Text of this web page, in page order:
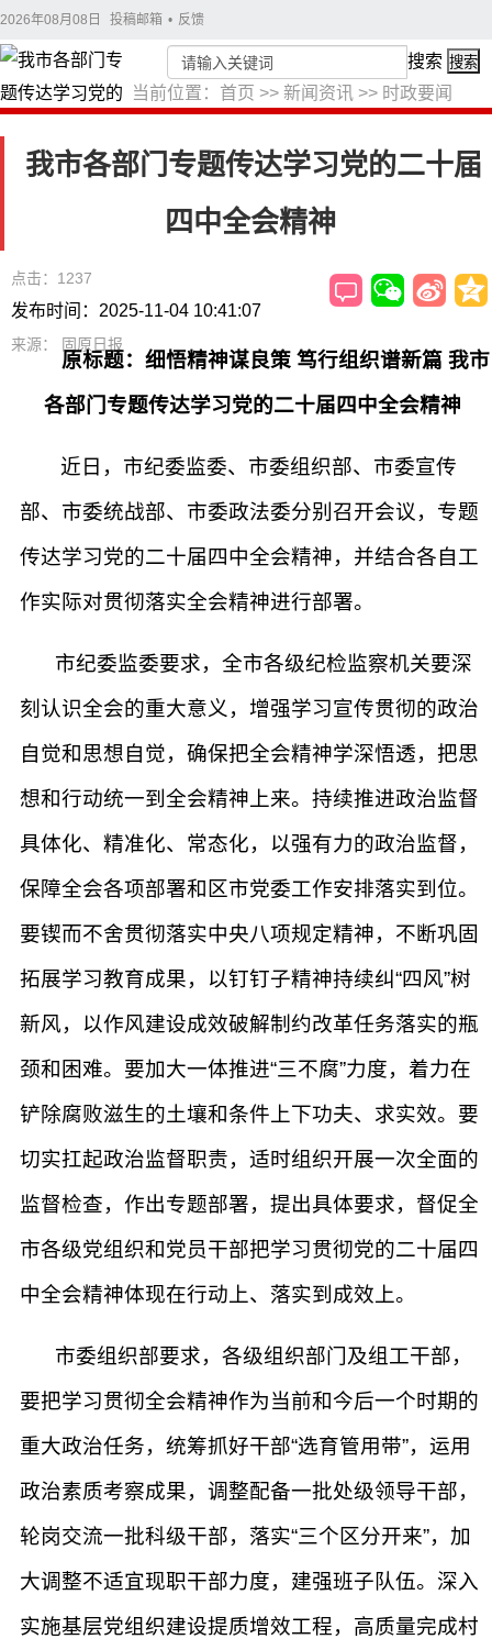
2026年08月08日 投稿邮箱 • 反馈
当前位置： 首页 >> 新闻资讯 >> 时政要闻
搜索 搜索
我市各部门专题传达学习党的二十届
四中全会精神
点击：1237
发布时间：2025-11-04 10:41:07
来源： 固原日报
原标题：细悟精神谋良策 笃行组织谱新篇 我市
各部门专题传达学习党的二十届四中全会精神
近日，市纪委监委、市委组织部、市委宣传
部、市委统战部、市委政法委分别召开会议，专题
传达学习党的二十届四中全会精神，并结合各自工
作实际对贯彻落实全会精神进行部署。
市纪委监委要求，全市各级纪检监察机关要深
刻认识全会的重大意义，增强学习宣传贯彻的政治
自觉和思想自觉，确保把全会精神学深悟透，把思
想和行动统一到全会精神上来。持续推进政治监督
具体化、精准化、常态化，以强有力的政治监督，
保障全会各项部署和区市党委工作安排落实到位。
要锲而不舍贯彻落实中央八项规定精神，不断巩固
拓展学习教育成果，以钉钉子精神持续纠“四风”树
新风，以作风建设成效破解制约改革任务落实的瓶
颈和困难。要加大一体推进“三不腐”力度，着力在
铲除腐败滋生的土壤和条件上下功夫、求实效。要
切实扛起政治监督职责，适时组织开展一次全面的
监督检查，作出专题部署，提出具体要求，督促全
市各级党组织和党员干部把学习贯彻党的二十届四
中全会精神体现在行动上、落实到成效上。
市委组织部要求，各级组织部门及组工干部，
要把学习贯彻全会精神作为当前和今后一个时期的
重大政治任务，统筹抓好干部“选育管用带”，运用
政治素质考察成果，调整配备一批处级领导干部，
轮岗交流一批科级干部，落实“三个区分开来”，加
大调整不适宜现职干部力度，建强班子队伍。深入
实施基层党组织建设提质增效工程，高质量完成村